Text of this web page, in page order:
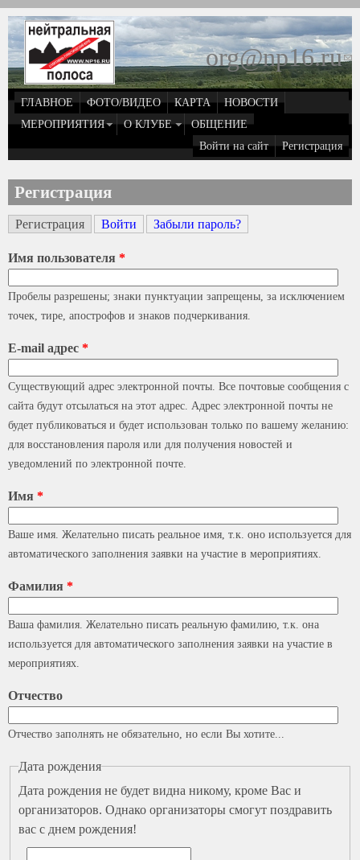
Перейти к основному содержанию
org@np16.ru
ГЛАВНОЕ ФОТО/ВИДЕО КАРТА
НОВОСТИ
МЕРОПРИЯТИЯ
О КЛУБЕ
ОБЩЕНИЕ
Войти на сайт
Регистрация
Регистрация
Главные вкладки
Регистрация (активная вкладка)
Войти Забыли пароль?
Имя пользователя *
Пробелы разрешены; знаки пунктуации запрещены, за исключением
точек, тире, апострофов и знаков подчеркивания.
E-mail адрес *
Существующий адрес электронной почты. Все почтовые сообщения с
сайта будут отсылаться на этот адрес. Адрес электронной почты не
будет публиковаться и будет использован только по вашему желанию:
для восстановления пароля или для получения новостей и
уведомлений по электронной почте.
Имя *
Ваше имя. Желательно писать реальное имя, т.к. оно используется для
автоматического заполнения заявки на участие в мероприятиях.
Фамилия *
Ваша фамилия. Желательно писать реальную фамилию, т.к. она
используется для автоматического заполнения заявки на участие в
мероприятиях.
Отчество
Отчество заполнять не обязательно, но если Вы хотите...
Дата рождения
Дата рождения не будет видна никому, кроме Вас и
организаторов. Однако организаторы смогут поздравить
вас с днем рождения!